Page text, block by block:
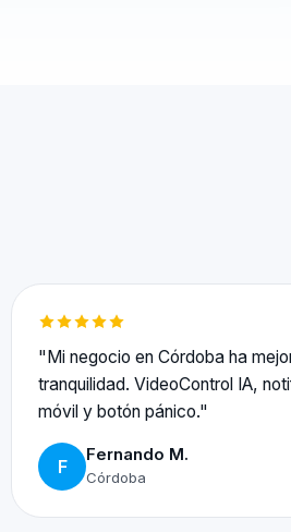
"Mi negocio en Córdoba ha
tranquilidad. VideoControl IA,
móvil y botón pánico."
F
Fernando M.
Córdoba